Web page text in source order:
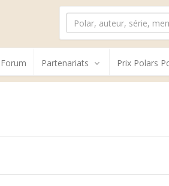
Forum Partenariats Prix Polars